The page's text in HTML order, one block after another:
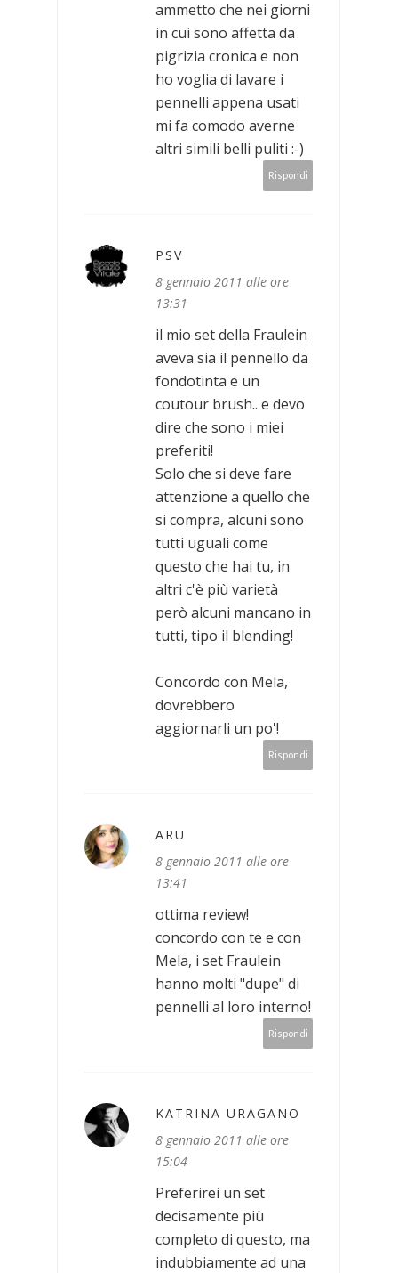
ammetto che nei giorni
in cui sono affetta da
pigrizia cronica e non
ho voglia di lavare i
pennelli appena usati
mi fa comodo averne
altri simili belli puliti :-)
Rispondi
PSV
8 gennaio 2011 alle ore
13:31
il mio set della Fraulein
aveva sia il pennello da
fondotinta e un
coutour brush.. e devo
dire che sono i miei
preferiti!
Solo che si deve fare
attenzione a quello che
si compra, alcuni sono
tutti uguali come
questo che hai tu, in
altri c'è più varietà
però alcuni mancano in
tutti, tipo il blending!
Concordo con Mela,
dovrebbero
aggiornarli un po'!
Rispondi
ARU
8 gennaio 2011 alle ore
13:41
ottima review!
concordo con te e con
Mela, i set Fraulein
hanno molti "dupe" di
pennelli al loro interno!
Rispondi
KATRINA URAGANO
8 gennaio 2011 alle ore
15:04
Preferirei un set
decisamente più
completo di questo, ma
indubbiamente ad una